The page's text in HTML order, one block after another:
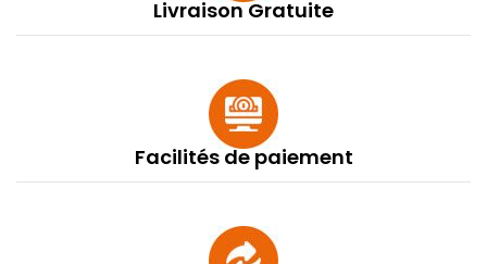
Livraison Gratuite
Facilités de paiement